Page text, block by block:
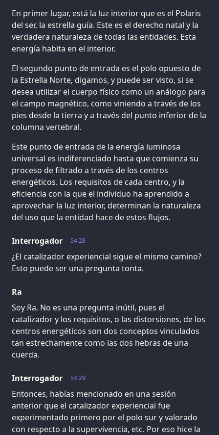
En primer lugar, está la luz interior que es el Polaris
del ser, la estrella guía. Este es el derecho natal y la
verdadera naturaleza de todas las entidades. Esta
energía habita en el interior.
El segundo punto de entrada es el polo opuesto de
la Estrella Norte, digamos, y puede ser visto, si se
desea utilizar el cuerpo físico como un análogo para
el campo magnético, como viniendo a través de los
pies desde la tierra y a través del punto inferior de la
columna vertebral.
Este punto de entrada de la energía luminosa
universal es indiferenciado hasta que comienza su
proceso de filtrado a través de los centros
energéticos. Los requisitos de cada centro, y la
eficiencia con la que el individuo ha aprendido a
aprovechar la luz interior, determinan la naturaleza
del uso que la entidad hace de estos flujos.
54.28
Interrogador
¿El catalizador experiencial sigue el mismo camino?
Esto puede ser una pregunta tonta.
Ra
Soy Ra. No es una pregunta inútil, pues el
catalizador y los requisitos, o las distorsiones, de los
centros energéticos son dos conceptos vinculados
tan estrechamente como las dos hebras de una
cuerda.
54.29
Interrogador
Entonces, habías mencionado en una sesión
anterior que el catalizador experiencial fue
experimentado primero por el polo sur y valorado
con respecto a la supervivencia, etc. Por eso hice la